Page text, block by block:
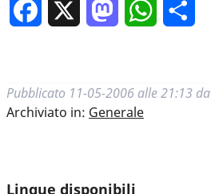
Facebook MastodonWhatsApp
Pubblicato 11-05-2006 alle 21:13 da
Archiviato in: Generale
Lingue disponibili